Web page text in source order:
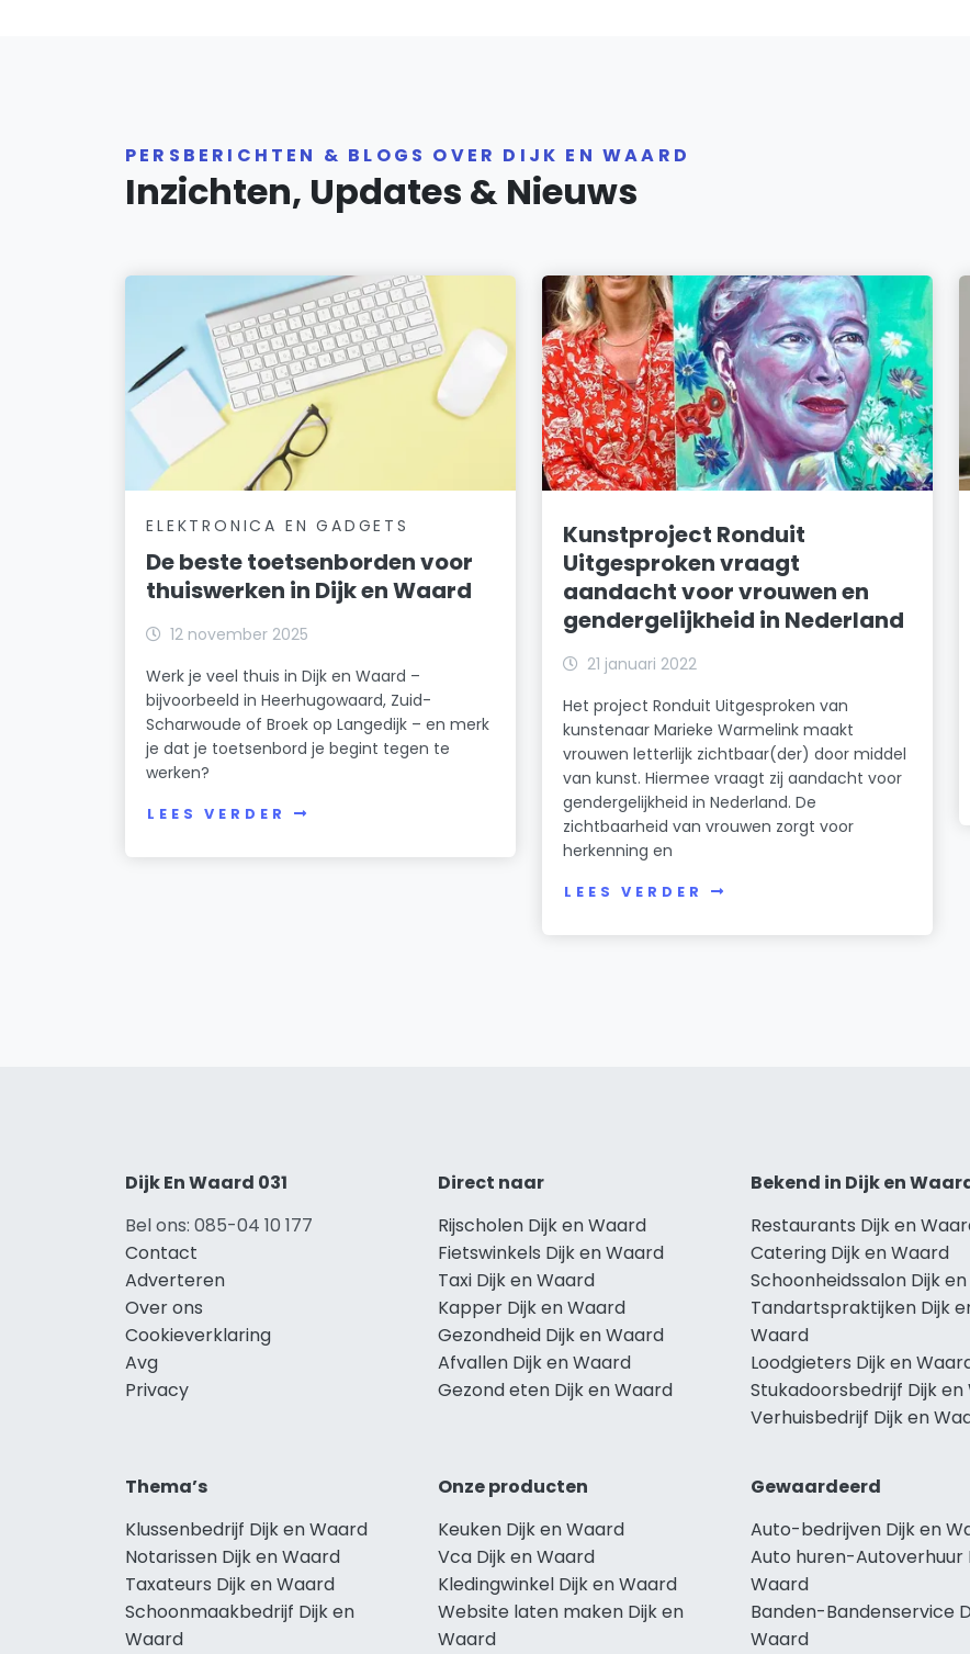
PERSBERICHTEN & BLOGS OVER DIJK EN WAARD
Inzichten, Updates & Nieuws
ELEKTRONICA EN GADGETS
De beste toetsenborden voor
thuiswerken in Dijk en Waard
12 november 2025
Werk je veel thuis in Dijk en Waard –
bijvoorbeeld in Heerhugowaard, Zuid-
Scharwoude of Broek op Langedijk – en merk
je dat je toetsenbord je begint tegen te
werken?
LEES VERDER
Kunstproject Ronduit
Uitgesproken vraagt
aandacht voor vrouwen en
gendergelijkheid in Nederland
21 januari 2022
Het project Ronduit Uitgesproken van
kunstenaar Marieke Warmelink maakt
vrouwen letterlijk zichtbaar(der) door middel
van kunst. Hiermee vraagt zij aandacht voor
gendergelijkheid in Nederland. De
zichtbaarheid van vrouwen zorgt voor
herkenning en
LEES VERDER
Dijk En Waard 031
Bel ons: 085-04 10 177
Contact
Adverteren
Over ons
Cookieverklaring
Avg
Privacy
Direct naar
Rijscholen Dijk en Waard
Fietswinkels Dijk en Waard
Taxi Dijk en Waard
Kapper Dijk en Waard
Gezondheid Dijk en Waard
Afvallen Dijk en Waard
Gezond eten Dijk en Waard
Bekend in Dijk en
Restaurants Dijk en
Catering Dijk en Waard
Schoonheidssalon Dijk
Tandartspraktijken Dijk
Waard
Loodgieters Dijk en
Stukadoorsbedrijf Dijk en
Verhuisbedrijf Dijk en
Thema’s
Klussenbedrijf Dijk en Waard
Notarissen Dijk en Waard
Taxateurs Dijk en Waard
Schoonmaakbedrijf Dijk en
Waard
Onze producten
Keuken Dijk en Waard
Vca Dijk en Waard
Kledingwinkel Dijk en Waard
Website laten maken Dijk en
Waard
Gewaardeerd
Auto-bedrijven Dijk en
Auto huren-Autoverhuur
Waard
Banden-Bandenservice
Waard